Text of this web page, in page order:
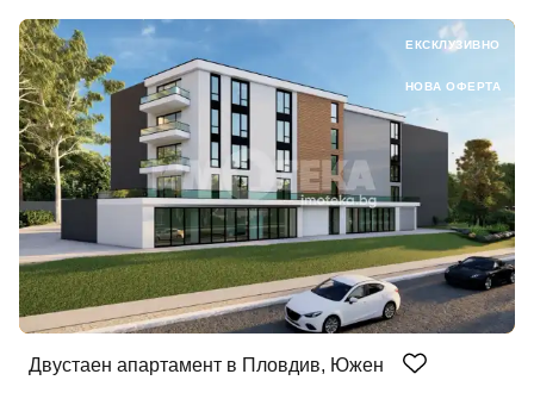
Двустаен апартамент в Пловдив, Южен
ЕКСКЛУЗИВНО
НОВА ОФЕРТА